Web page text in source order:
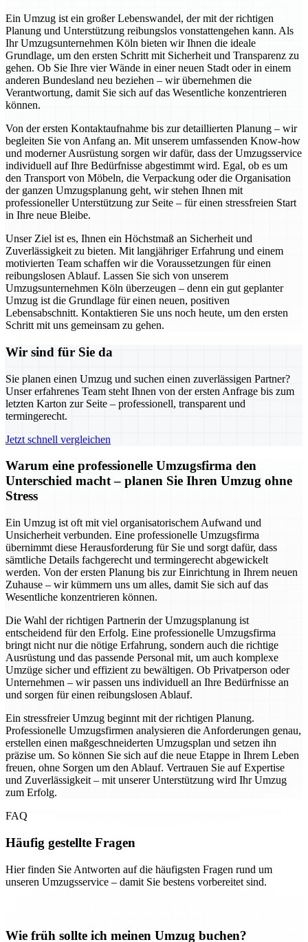
Ein Umzug ist ein großer Lebenswandel, der mit der richtigen
Planung und Unterstützung reibungslos vonstattengehen kann. Als
Ihr Umzugsunternehmen Köln bieten wir Ihnen die ideale
Grundlage, um den ersten Schritt mit Sicherheit und Transparenz zu
gehen. Ob Sie Ihre vier Wände in einer neuen Stadt oder in einem
anderen Bundesland neu beziehen – wir übernehmen die
Verantwortung, damit Sie sich auf das Wesentliche konzentrieren
können.
Von der ersten Kontaktaufnahme bis zur detaillierten Planung – wir
begleiten Sie von Anfang an. Mit unserem umfassenden Know-how
und moderner Ausrüstung sorgen wir dafür, dass der Umzugsservice
individuell auf Ihre Bedürfnisse abgestimmt wird. Egal, ob es um
den Transport von Möbeln, die Verpackung oder die Organisation
der ganzen Umzugsplanung geht, wir stehen Ihnen mit
professioneller Unterstützung zur Seite – für einen stressfreien Start
in Ihre neue Bleibe.
Unser Ziel ist es, Ihnen ein Höchstmaß an Sicherheit und
Zuverlässigkeit zu bieten. Mit langjähriger Erfahrung und einem
motivierten Team schaffen wir die Voraussetzungen für einen
reibungslosen Ablauf. Lassen Sie sich von unserem
Umzugsunternehmen Köln überzeugen – denn ein gut geplanter
Umzug ist die Grundlage für einen neuen, positiven
Lebensabschnitt. Kontaktieren Sie uns noch heute, um den ersten
Schritt mit uns gemeinsam zu gehen.
Wir sind für Sie da
Sie planen einen Umzug und suchen einen zuverlässigen Partner?
Unser erfahrenes Team steht Ihnen von der ersten Anfrage bis zum
letzten Karton zur Seite – professionell, transparent und
termingerecht.
Jetzt schnell vergleichen
Warum eine professionelle Umzugsfirma den
Unterschied macht – planen Sie Ihren Umzug ohne
Stress
Ein Umzug ist oft mit viel organisatorischem Aufwand und
Unsicherheit verbunden. Eine professionelle Umzugsfirma
übernimmt diese Herausforderung für Sie und sorgt dafür, dass
sämtliche Details fachgerecht und termingerecht abgewickelt
werden. Von der ersten Planung bis zur Einrichtung in Ihrem neuen
Zuhause – wir kümmern uns um alles, damit Sie sich auf das
Wesentliche konzentrieren können.
Die Wahl der richtigen Partnerin der Umzugsplanung ist
entscheidend für den Erfolg. Eine professionelle Umzugsfirma
bringt nicht nur die nötige Erfahrung, sondern auch die richtige
Ausrüstung und das passende Personal mit, um auch komplexe
Umzüge sicher und effizient zu bewältigen. Ob Privatperson oder
Unternehmen – wir passen uns individuell an Ihre Bedürfnisse an
und sorgen für einen reibungslosen Ablauf.
Ein stressfreier Umzug beginnt mit der richtigen Planung.
Professionelle Umzugsfirmen analysieren die Anforderungen genau,
erstellen einen maßgeschneiderten Umzugsplan und setzen ihn
präzise um. So können Sie sich auf die neue Etappe in Ihrem Leben
freuen, ohne Sorgen um den Ablauf. Vertrauen Sie auf Expertise
und Zuverlässigkeit – mit unserer Unterstützung wird Ihr Umzug
zum Erfolg.
FAQ
Häufig gestellte Fragen
Hier finden Sie Antworten auf die häufigsten Fragen rund um
unseren Umzugsservice – damit Sie bestens vorbereitet sind.
Wie früh sollte ich meinen Umzug buchen?